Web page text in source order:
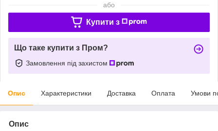
або
Купити з
Що таке купити з Пром?
Замовлення під захистом
Опис Характеристики Доставка Оплата Умови
Опис